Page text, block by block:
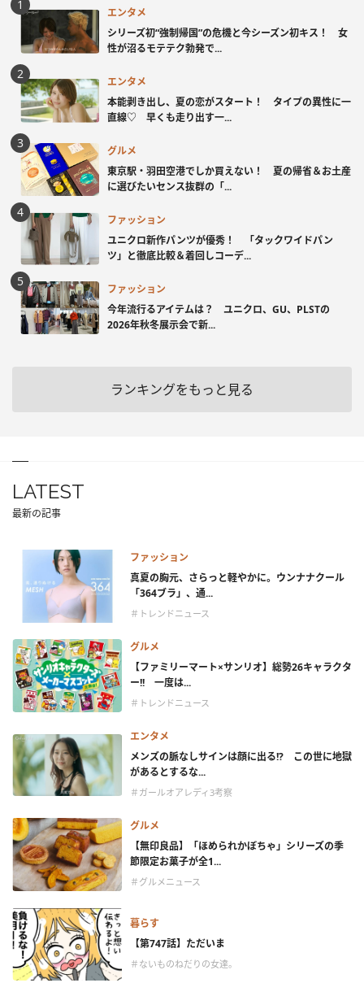
エンタメ
シリーズ初“強制帰国”の危機と今シーズン初キス！ 女
性が沼るモテテク勃発で...
エンタメ
本能剥き出し、夏の恋がスタート！ タイプの異性に一
直線♡ 早くも走り出す一...
グルメ
東京駅・羽田空港でしか買えない！ 夏の帰省＆お土産
に選びたいセンス抜群の「...
ファッション
ユニクロ新作パンツが優秀！ 「タックワイドパン
ツ」と徹底比較＆着回しコーデ...
ファッション
今年流行るアイテムは？ ユニクロ、GU、PLSTの
2026年秋冬展示会で新...
ランキングをもっと見る
LATEST
最新の記事
ファッション
真夏の胸元、さらっと軽やかに。ウンナナクール
「364ブラ」、通...
＃トレンドニュース
グルメ
【ファミリーマート×サンリオ】総勢26キャラクタ
ー!! 一度は...
＃トレンドニュース
エンタメ
メンズの脈なしサインは顔に出る!? この世に地獄
があるとするな...
＃ガールオアレディ3考察
グルメ
【無印良品】「ほめられかぼちゃ」シリーズの季
節限定お菓子が全1...
＃グルメニュース
暮らす
【第747話】ただいま
＃ないものねだりの女達。